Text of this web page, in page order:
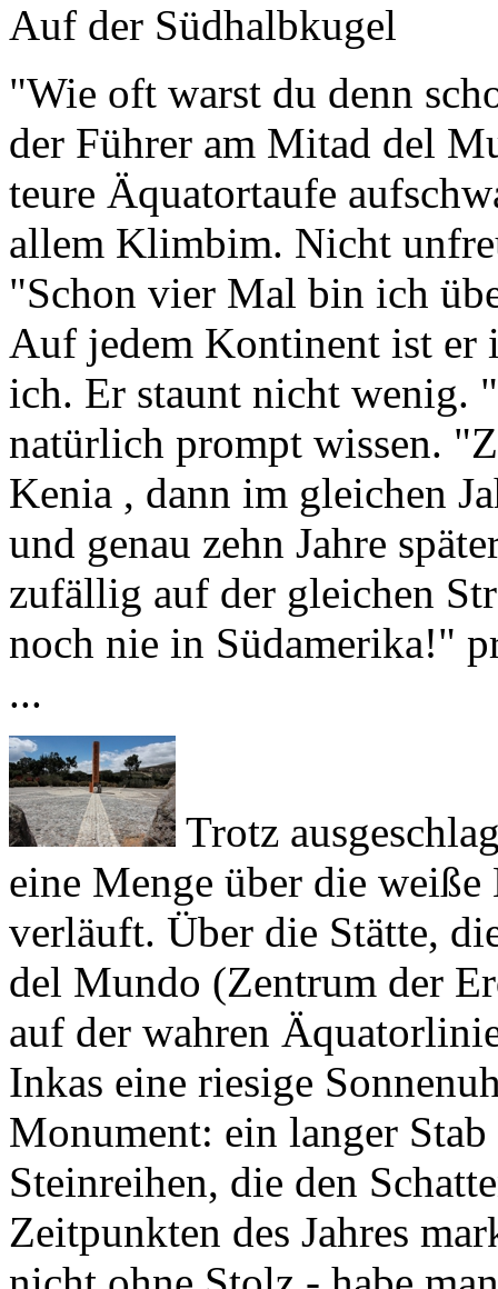
"Wie oft warst du denn
der Führer am Mitad del
teure Äquatortaufe
allem Klimbim. Nicht
"Schon vier Mal bin ich
Auf jedem Kontinent ist er
ich. Er staunt nicht wenig.
natürlich prompt wissen.
Kenia , dann im gleichen
und genau zehn Jahre
zufällig auf der gleichen
noch nie in Südamerika!"
...
eine Menge über die
verläuft. Über die Stätte,
del Mundo(Zentrum der
auf der wahren
Inkas eine riesige
Monument: ein langer
Steinreihen, die den
Zeitpunkten des Jahres
nicht ohne Stolz - habe